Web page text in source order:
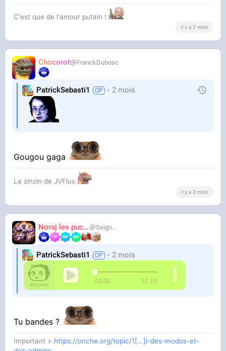
C'est que de l'amour putain !
il y a 2 mois
Chocorot FranckDubosc
PatrickSebasti1 2 mois
Gougou gaga
Le zinzin de JVFlux
il y a 2 mois
Noraj les pucix SeigneurCooler
PatrickSebasti1 2 mois
Tu bandes ?
Important > https://onche.org/topic/1[...]l-des-modos-et-